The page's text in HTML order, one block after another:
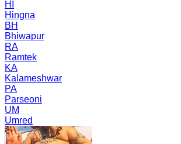
HI
Hingna
BH
Bhiwapur
RA
Ramtek
KA
Kalameshwar
PA
Parseoni
UM
Umred